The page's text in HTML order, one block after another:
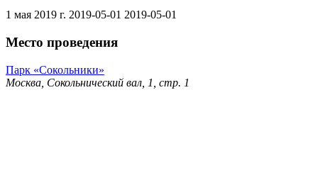
1 мая 2019 г. 2019-05-01 2019-05-01
Место проведения
Парк «Сокольники»
Москва, Сокольнический вал, 1, стр. 1